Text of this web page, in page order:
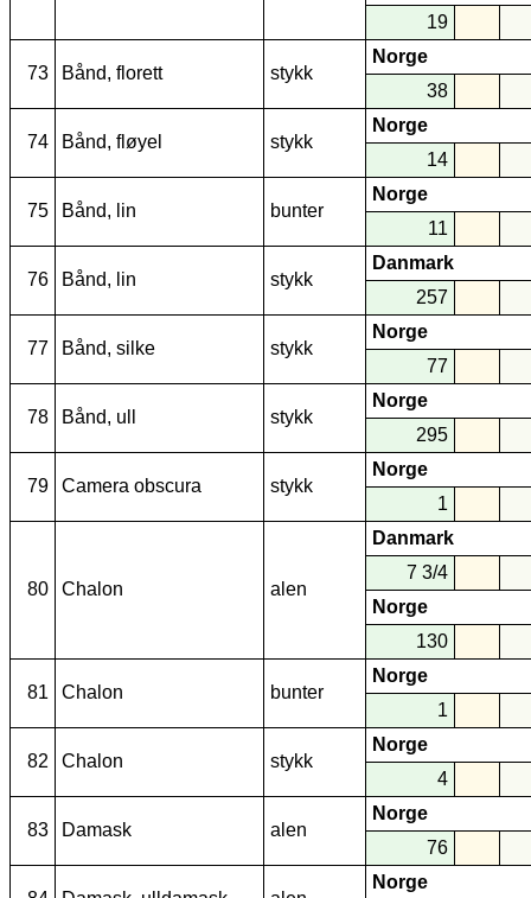
19
73 Bånd, florett stykk
Norge
38
74 Bånd, fløyel stykk
Norge
14
75 Bånd, lin bunter
Norge
11
76 Bånd, lin stykk
Danmark
257
77 Bånd, silke stykk
Norge
77
78 Bånd, ull stykk
Norge
295
79 Camera obscura stykk
Norge
1
80 Chalon alen
Danmark
7 3/4
Norge
130
81 Chalon bunter
Norge
1
82 Chalon stykk
Norge
4
83 Damask alen
Norge
76
Norge